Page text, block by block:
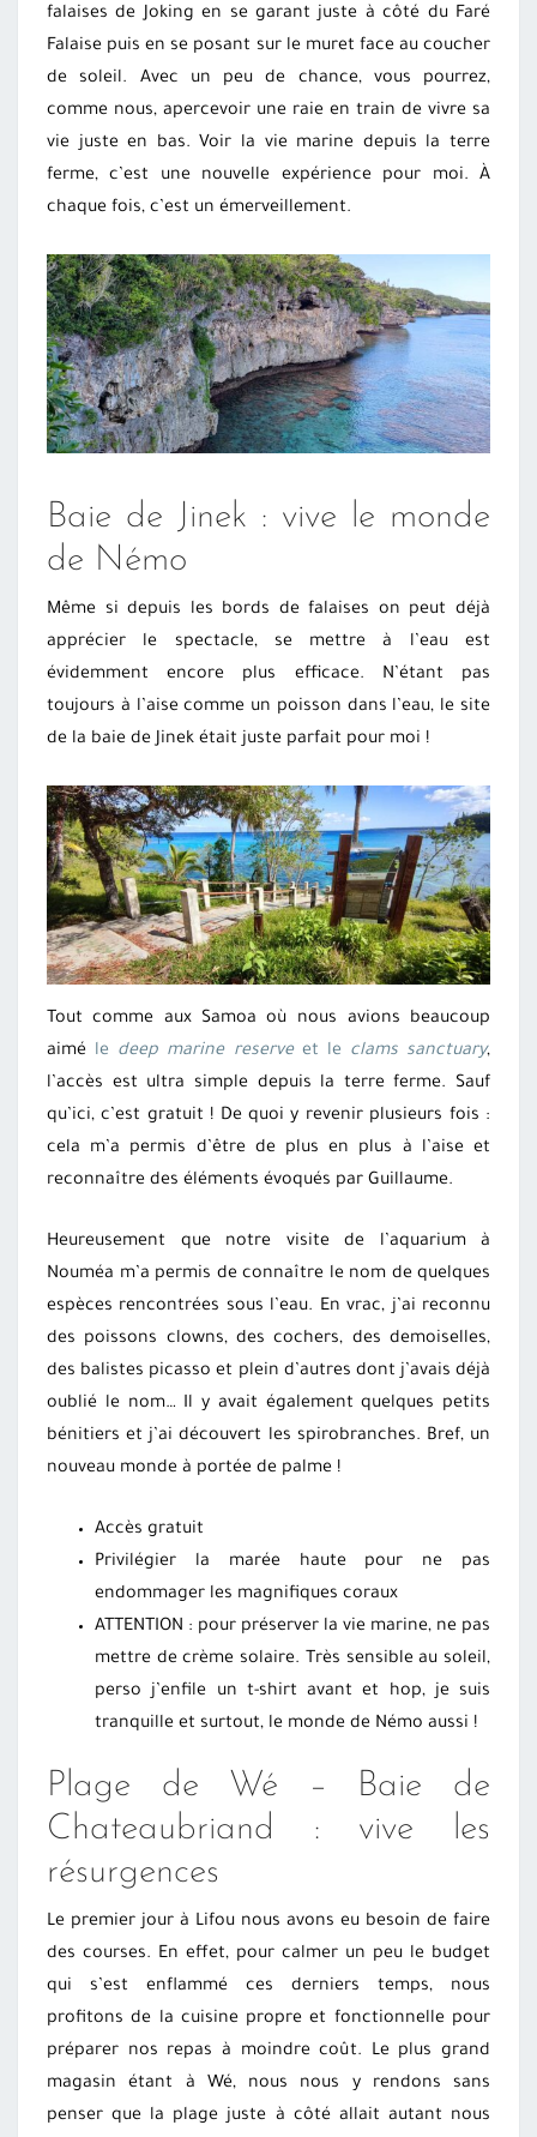
falaises de Joking en se garant juste à côté du Faré
Falaise puis en se posant sur le muret face au coucher
de soleil. Avec un peu de chance, vous pourrez,
comme nous, apercevoir une raie en train de vivre sa
vie juste en bas. Voir la vie marine depuis la terre
ferme, c’est une nouvelle expérience pour moi. À
chaque fois, c’est un émerveillement.
Baie de Jinek : vive le monde
de Némo
Même si depuis les bords de falaises on peut déjà
apprécier le spectacle, se mettre à l’eau est
évidemment encore plus efficace. N’étant pas
toujours à l’aise comme un poisson dans l’eau, le site
de la baie de Jinek était juste parfait pour moi !
Tout comme aux Samoa où nous avions beaucoup
aimé le deep marine reserveet le clams sanctuary,
l’accès est ultra simple depuis la terre ferme. Sauf
qu’ici, c’est gratuit ! De quoi y revenir plusieurs fois :
cela m’a permis d’être de plus en plus à l’aise et
reconnaître des éléments évoqués par Guillaume.
Heureusement que notre visite de l’aquarium à
Nouméa m’a permis de connaître le nom de quelques
espèces rencontrées sous l’eau. En vrac, j’ai reconnu
des poissons clowns, des cochers, des demoiselles,
des balistes picasso et plein d’autres dont j’avais déjà
oublié le nom… Il y avait également quelques petits
bénitiers et j’ai découvert les spirobranches. Bref, un
nouveau monde à portée de palme !
Accès gratuit
Privilégier la marée haute pour ne pas
endommager les magnifiques coraux
ATTENTION : pour préserver la vie marine, ne pas
mettre de crème solaire. Très sensible au soleil,
perso j’enfile un t-shirt avant et hop, je suis
tranquille et surtout, le monde de Némo aussi !
Plage de Wé – Baie de
Chateaubriand : vive les
résurgences
Le premier jour à Lifou nous avons eu besoin de faire
des courses. En effet, pour calmer un peu le budget
qui s’est enflammé ces derniers temps, nous
profitons de la cuisine propre et fonctionnelle pour
préparer nos repas à moindre coût. Le plus grand
magasin étant à Wé, nous nous y rendons sans
penser que la plage juste à côté allait autant nous